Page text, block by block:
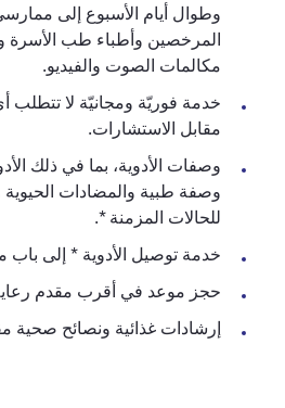
وطوال أيام الأسبوع إلى
المرخصين وأطباء طب الأسرة
مكالمات الصوت والفيديو.
خدمة فوريّة ومجانيّة لا
مقابل الاستشارات.
وصفات الأدوية، بما في ذلك
وصفة طبية والمضادات الحيوية
للحالات المزمنة *.
خدمة توصيل الأدوية * إلى باب
حجز موعد في أقرب مقدم
إرشادات غذائية ونصائح صحية